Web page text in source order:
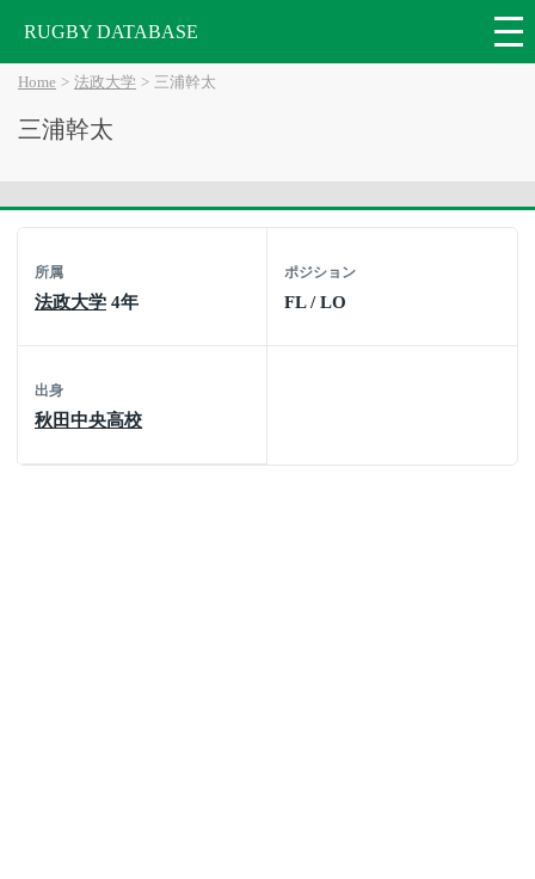
RUGBY DATABASE
Home 法政大学 三浦幹太
三浦幹太
所属
法政大学 4年
ポジション
FL / LO
出身
秋田中央高校